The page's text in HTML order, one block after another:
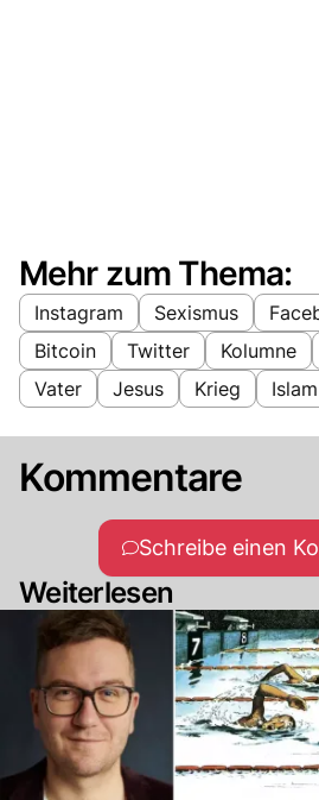
Mehr zum Thema:
Instagram Sexismus
Bitcoin
Twitter Kolumne
Vater
Jesus Krieg Islam
Kommentare
Schreibe einen
Weiterlesen